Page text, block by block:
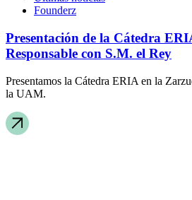
Founderz
Presentación de la Cátedra
Responsable con S.M. el Rey
Presentamos la Cátedra ERIA en la
la UAM.